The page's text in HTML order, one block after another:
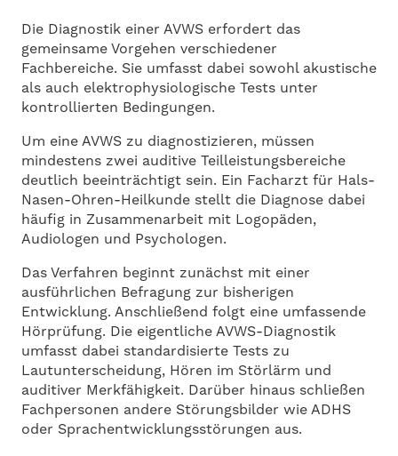
Die Diagnostik einer AVWS erfordert das
gemeinsame Vorgehen verschiedener
Fachbereiche. Sie umfasst dabei sowohl akustische
als auch elektrophysiologische Tests unter
kontrollierten Bedingungen.
Um eine AVWS zu diagnostizieren, müssen
mindestens zwei auditive Teilleistungsbereiche
deutlich beeinträchtigt sein. Ein Facharzt für Hals-
Nasen-Ohren-Heilkunde stellt die Diagnose dabei
häufig in Zusammenarbeit mit Logopäden,
Audiologen und Psychologen.
Das Verfahren beginnt zunächst mit einer
ausführlichen Befragung zur bisherigen
Entwicklung. Anschließend folgt eine umfassende
Hörprüfung. Die eigentliche AVWS-Diagnostik
umfasst dabei standardisierte Tests zu
Lautunterscheidung, Hören im Störlärm und
auditiver Merkfähigkeit. Darüber hinaus schließen
Fachpersonen andere Störungsbilder wie ADHS
oder Sprachentwicklungsstörungen aus.